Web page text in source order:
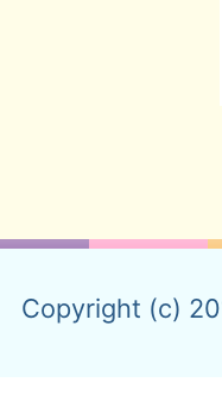
Copyright (c)